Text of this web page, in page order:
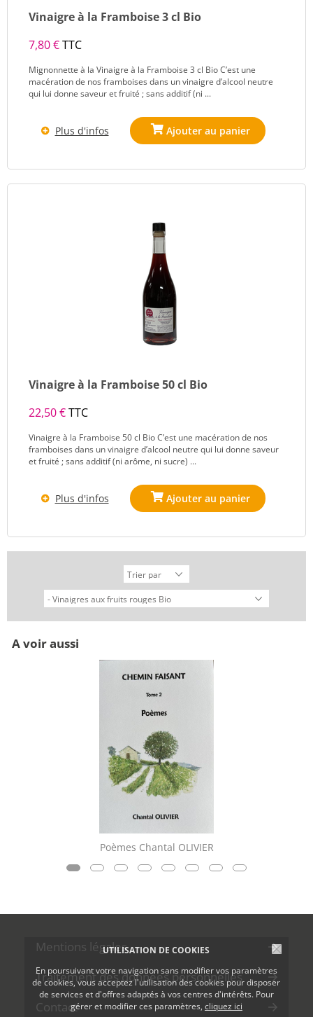
UTILISATION DE COOKIES
En poursuivant votre navigation sans modifier vos paramètres
de cookies, vous acceptez l'utilisation des cookies pour disposer
de services et d'offres adaptés à vos centres d'intérêts. Pour
gérer et modifier ces paramètres, cliquez ici
Vinaigre à la Framboise 3 cl Bio
7,80 €TTC
Mignonnette à la Vinaigre à la Framboise 3 cl Bio C’est une
macération de nos framboises dans un vinaigre d’alcool neutre
qui lui donne saveur et fruité ; sans additif (ni ...
Plus d'infos
Vinaigre à la Framboise 50 cl Bio
22,50 €TTC
Vinaigre à la Framboise 50 cl Bio C’est une macération de nos
framboises dans un vinaigre d’alcool neutre qui lui donne saveur
et fruité ; sans additif (ni arôme, ni sucre) ...
Plus d'infos
A voir aussi
Poèmes Chantal OLIVIER
Mentions légales
Traitement des données personnelles
Contact